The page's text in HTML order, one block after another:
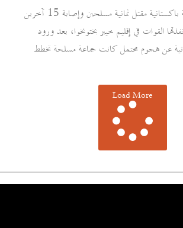
أعلنت مصادر أمنية باكستانية مقتل ثمانية مسلحين وإصابة 15 آخرين
القوات في إقليم خيبر بختونخوا، بعد ورود
عن هجوم محتمل كانت جماعة مسلحة تخطط
Load More